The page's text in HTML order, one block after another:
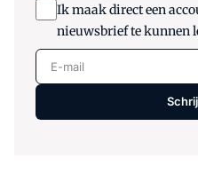
Ik maak direct een
nieuwsbrief te kunnen
E-mail